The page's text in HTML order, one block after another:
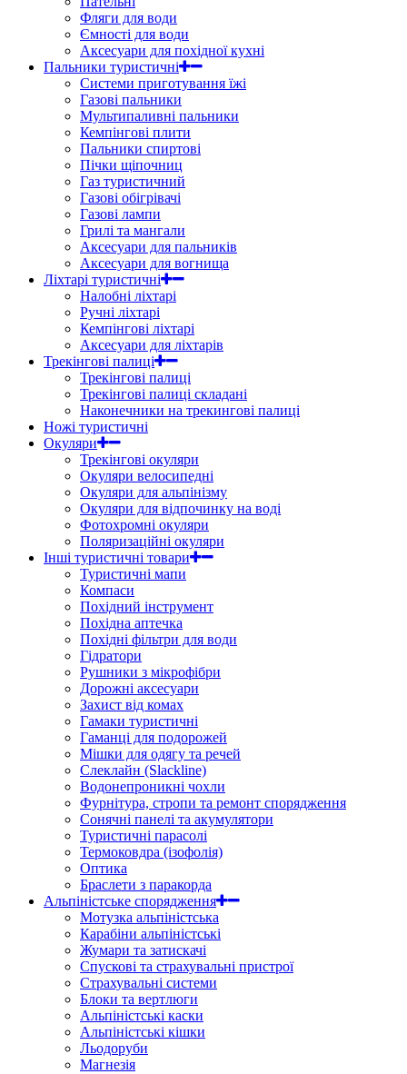
Фляги для води
Ємності для води
Аксесуари для похідної кухні
Пальники туристичні
Системи приготування їжі
Газові пальники
Мультипаливні пальники
Кемпінгові плити
Пальники спиртові
Пічки щіпочниц
Газ туристичний
Газові обігрівачі
Газові лампи
Грилі та мангали
Аксесуари для пальників
Аксесуари для вогнища
Ліхтарі туристичні
Налобні ліхтарі
Ручні ліхтарі
Кемпінгові ліхтарі
Аксесуари для ліхтарів
Трекінгові палиці
Трекінгові палиці
Трекінгові палиці складані
Наконечники на трекингові палиці
Ножі туристичні
Окуляри
Трекінгові окуляри
Окуляри велосипедні
Окуляри для альпінізму
Окуляри для відпочинку на воді
Фотохромні окуляри
Поляризаційні окуляри
Інші туристичні товари
Туристичні мапи
Компаси
Похідний інструмент
Похідна аптечка
Похідні фільтри для води
Гідратори
Рушники з мікрофібри
Дорожні аксесуари
Захист від комах
Гамаки туристичні
Гаманці для подорожей
Мішки для одягу та речей
Слеклайн (Slackline)
Водонепроникні чохли
Фурнітура, стропи та ремонт спорядження
Сонячні панелі та акумулятори
Туристичні парасолі
Термоковдра (ізофолія)
Оптика
Браслети з паракорда
Альпіністське спорядження
Мотузка альпіністська
Карабіни альпіністські
Жумари та затискачі
Спускові та страхувальні пристрої
Страхувальні системи
Блоки та вертлюги
Альпіністські каски
Альпіністські кішки
Льодоруби
Магнезія